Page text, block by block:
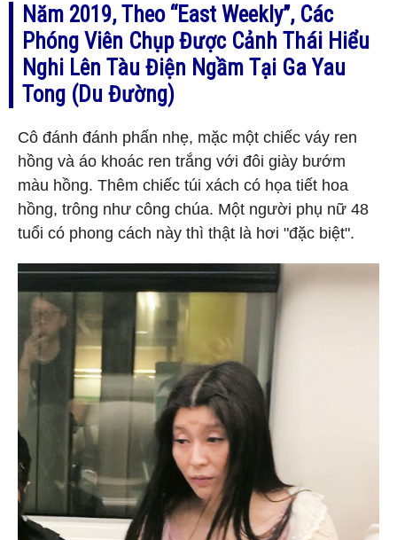
Năm 2019, Theo “East Weekly”, Các
Phóng Viên Chụp Được Cảnh Thái Hiểu
Nghi Lên Tàu Điện Ngầm Tại Ga Yau
Tong (Du Đường)
Cô đánh đánh phấn nhẹ, mặc một chiếc váy ren
hồng và áo khoác ren trắng với đôi giày bướm
màu hồng. Thêm chiếc túi xách có họa tiết hoa
hồng, trông như công chúa. Một người phụ nữ 48
tuổi có phong cách này thì thật là hơi "đặc biệt".